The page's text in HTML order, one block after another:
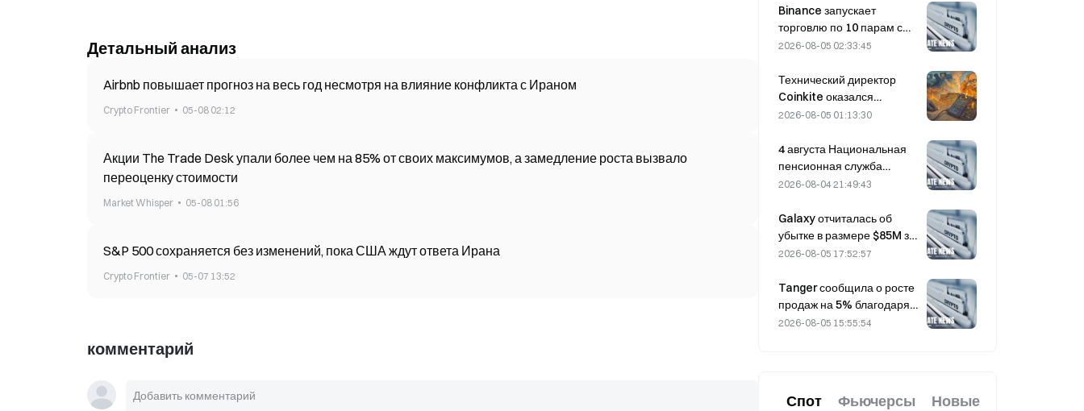
Детальный анализ
Airbnb повышает прогноз на весь год несмотря на влияние конфликта с Ираном
Crypto Frontier 05-08 02:12
Акции The Trade Desk упали более чем на 85% от своих максимумов, а замедление роста вызвало
переоценку стоимости
Market Whisper 05-08 01:56
S&P 500 сохраняется без изменений, пока США ждут ответа Ирана
Crypto Frontier 05-07 13:52
комментарий
соглашения с Оманом по
вопросу Ормузского
пролива.
Binance запускает
торговлю по 10 парам с
bStocks сегодня в 20:00
комиссией для мейкеров.
2026-08-05 02:33:45
Технический директор
Coinkite оказался
вовлечён в инцидент,
Coldcard, который привёл
к четырём волнам атак и
убыткам в размере 114
2026-08-05 01:13:30
4 августа Национальная
пенсионная служба
Южной Кореи делает
на фоне волатильности
рынка
2026-08-04 21:49:43
Galaxy отчиталась об
убытке в размере $85M за
второй квартал 2026 года;
млн долларов ниже
прогноза, акции упали на
7,23%.
2026-08-05 17:52:57
Tanger сообщила о росте
продаж на 5% благодаря
туристическому потоку,
2026-08-05 15:55:54
Спот Фьючерсы Новые